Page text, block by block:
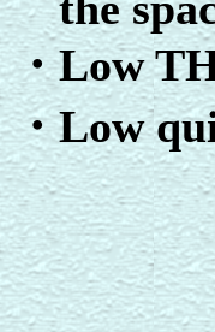
・Low
・Low